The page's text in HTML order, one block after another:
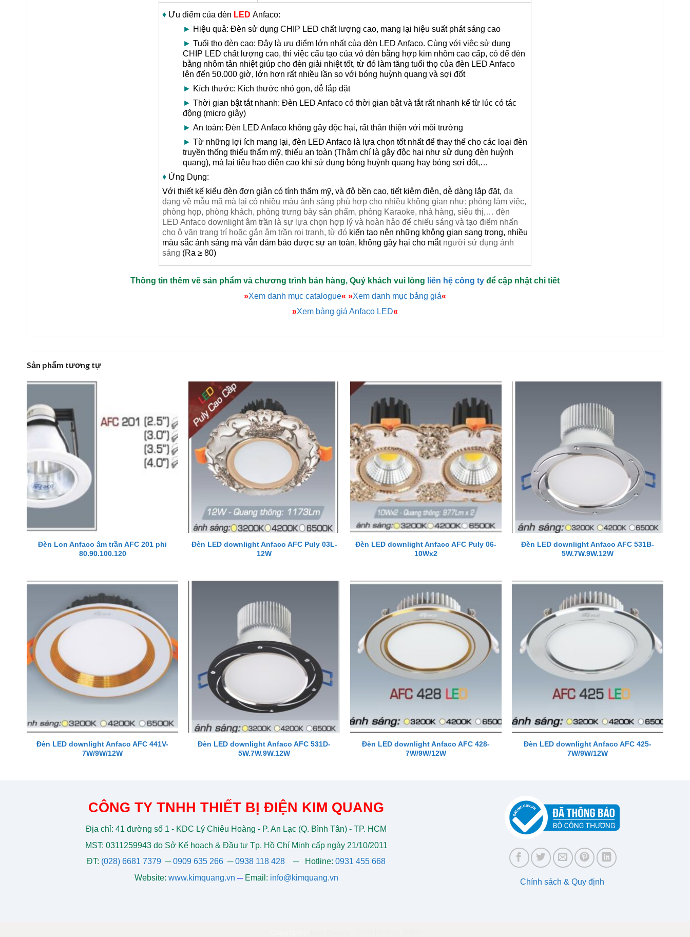
♦ Ưu điểm của đèn LED Anfaco:
► Hiệu quả: Đèn sử dụng CHIP LED chất lượng cao, mang lại hiệu suất phát sáng cao
► Tuổi thọ đèn cao: Đây là ưu điểm lớn nhất của đèn LED Anfaco. Cùng với việc sử dụng
CHIP LED chất lượng cao, thì việc cấu tạo của vỏ đèn bằng hợp kim nhôm cao cấp, có đế đèn
bằng nhôm tản nhiệt giúp cho đèn giải nhiệt tốt, từ đó làm tăng tuổi thọ của đèn LED Anfaco
lên đến 50.000 giờ, lớn hơn rất nhiều lần so với bóng huỳnh quang và sợi đốt
► Kích thước: Kích thước nhỏ gọn, dễ lắp đặt
► Thời gian bật tắt nhanh: Đèn LED Anfaco có thời gian bật và tắt rất nhanh kể từ lúc có tác
động (micro giây)
► An toàn: Đèn LED Anfaco không gây độc hại, rất thân thiện với môi trường
► Từ những lợi ích mang lại, đèn LED Anfaco là lựa chọn tốt nhất để thay thế cho các loại đèn
truyền thống thiếu thẩm mỹ, thiếu an toàn (Thậm chí là gây độc hại như sử dụng đèn huỳnh
quang), mà lại tiêu hao điện cao khi sử dụng bóng huỳnh quang hay bóng sợi đốt,…
♦ Ứng Dụng:
Với thiết kế kiểu đèn đơn giản có tính thẩm mỹ, và độ bền cao, tiết kiệm điện, dễ dàng lắp đặt, đa
dạng về mẫu mã mà lại có nhiều màu ánh sáng phù hợp cho nhiều không gian như: phòng làm việc,
phòng họp, phòng khách, phòng trưng bày sản phẩm, phòng Karaoke, nhà hàng, siêu thị,… đèn
LED Anfaco downlight âm trần là sự lựa chọn hợp lý và hoàn hảo để chiếu sáng và tạo điểm nhấn
cho ô văn trang trí hoặc gắn âm trần rọi tranh, từ đó kiến tạo nên những không gian sang trọng, nhiều
màu sắc ánh sáng mà vẫn đảm bảo được sự an toàn, không gây hại cho mắt người sử dụng ánh
sáng (Ra ≥ 80)
Thông tin thêm về sản phẩm và chương trình bán hàng, Quý khách vui lòng liên hệ công ty để cập nhật chi tiết
»Xem danh mục catalogue« »Xem danh mục bảng giá«
»Xem bảng giá Anfaco LED«
Sản phẩm tương tự
Đèn Lon Anfaco âm trần AFC 201 phi
80.90.100.120
Đèn LED downlight Anfaco AFC Puly 03L-
12W
Đèn LED downlight Anfaco AFC Puly 06-
10Wx2
Đèn LED downlight Anfaco AFC 531B-
5W.7W.9W.12W
Đèn LED downlight Anfaco AFC 441V-
7W/9W/12W
Đèn LED downlight Anfaco AFC 531D-
5W.7W.9W.12W
Đèn LED downlight Anfaco AFC 428-
7W/9W/12W
Đèn LED downlight Anfaco AFC 425-
7W/9W/12W
CÔNG TY TNHH THIẾT BỊ ĐIỆN KIM QUANG
Địa chỉ: 41 đường số 1 - KDC Lý Chiêu Hoàng - P. An Lạc (Q. Bình Tân) - TP. HCM
MST: 0311259943 do Sở Kế hoạch & Đầu tư Tp. Hồ Chí Minh cấp ngày 21/10/2011
ĐT: (028) 6681 7379 ─0909 635 266 ─0938 118 428 ─ Hotline: 0931 455 668
Website: www.kimquang.vn ─ Email: info@kimquang.vn Chính sách & Quy định